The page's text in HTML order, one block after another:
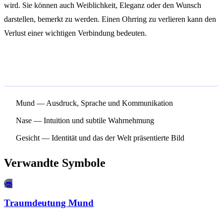
wird. Sie können auch Weiblichkeit, Eleganz oder den Wunsch
darstellen, bemerkt zu werden. Einen Ohrring zu verlieren kann den
Verlust einer wichtigen Verbindung bedeuten.
Mund — Ausdruck, Sprache und Kommunikation
Nase — Intuition und subtile Wahrnehmung
Gesicht — Identität und das der Welt präsentierte Bild
Verwandte Symbole
👄
Traumdeutung Mund